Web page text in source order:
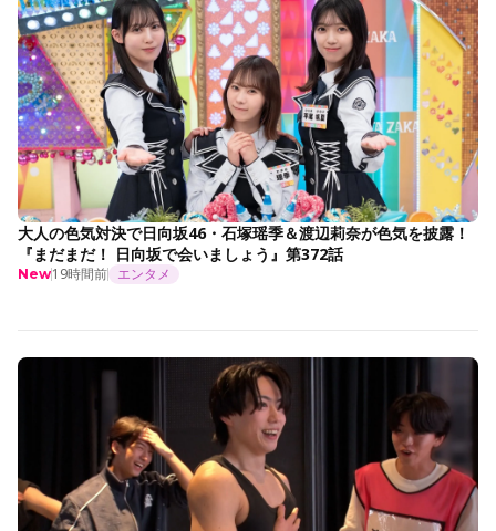
大人の色気対決で日向坂46・石塚瑶季＆渡辺莉奈が色気を披露！
『まだまだ！ 日向坂で会いましょう』第372話
New19時間前 エンタメ